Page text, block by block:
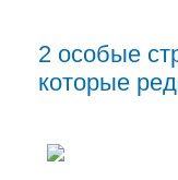
2 особые
которые